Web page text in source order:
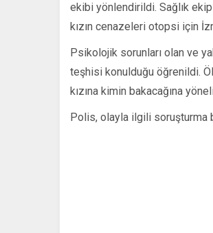
ekibi yönlendirildi. Sağlık
kızın cenazeleri otopsi için
Psikolojik sorunları olan ve
teşhisi konulduğu öğrenildi.
kızına kimin bakacağına
Polis, olayla ilgili soruşturma